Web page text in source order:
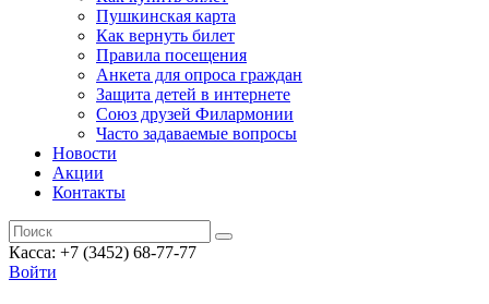
Пушкинская карта
Как вернуть билет
Правила посещения
Анкета для опроса граждан
Защита детей в интернете
Союз друзей Филармонии
Часто задаваемые вопросы
Новости
Акции
Контакты
Касса: +7 (3452) 68-77-77
Войти